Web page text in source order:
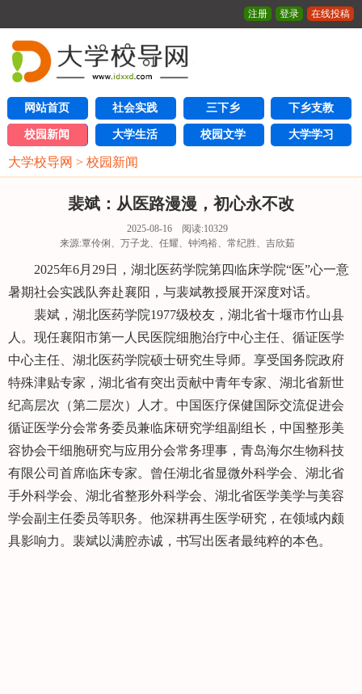
注册 登录 在线投稿
网站首页 社会实践 三下乡 下乡支教
校园新闻 大学生活 校园文学 大学学习
大学校导网 > 校园新闻
裴斌：从医路漫漫，初心永不改
2025-08-16 阅读:10329
来源:覃伶俐、万子龙、任耀、钟鸿裕、常纪胜、吉欣茹
2025年6月29日，湖北医药学院第四临床学院“医”心一意
暑期社会实践队奔赴襄阳，与裴斌教授展开深度对话。
裴斌，湖北医药学院1977级校友，湖北省十堰市竹山县
人。现任襄阳市第一人民医院细胞治疗中心主任、循证医学
中心主任、湖北医药学院硕士研究生导师。享受国务院政府
特殊津贴专家，湖北省有突出贡献中青年专家、湖北省新世
纪高层次（第二层次）人才。中国医疗保健国际交流促进会
循证医学分会常务委员兼临床研究学组副组长，中国整形美
容协会干细胞研究与应用分会常务理事，青岛海尔生物科技
有限公司首席临床专家。曾任湖北省显微外科学会、湖北省
手外科学会、湖北省整形外科学会、湖北省医学美学与美容
学会副主任委员等职务。他深耕再生医学研究，在领域内颇
具影响力。裴斌以满腔赤诚，书写出医者最纯粹的本色。